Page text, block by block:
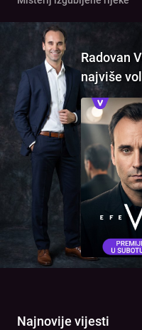
Radovan
najviše
Najnovije vijesti